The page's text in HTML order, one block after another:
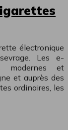
électronique
Les e-
modernes et
et auprès des
ordinaires, les